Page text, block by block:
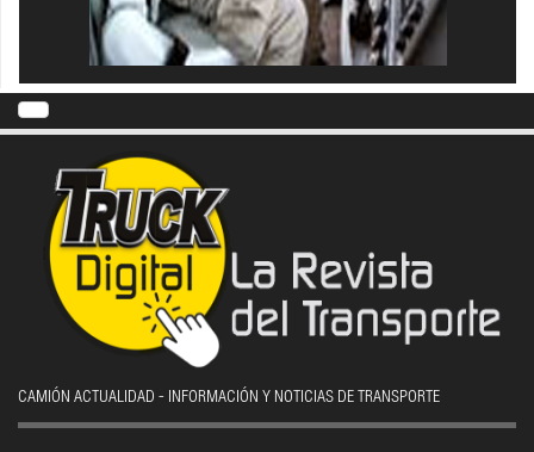
CAMIÓN ACTUALIDAD - INFORMACIÓN Y NOTICIAS DE TRANSPORTE